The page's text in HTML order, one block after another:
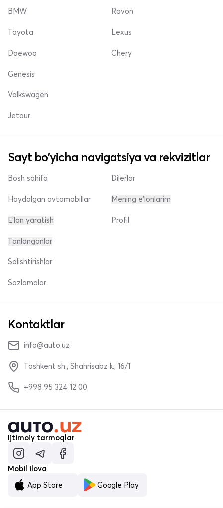
BMW
Toyota
Daewoo
Ravon
Lexus
Chery
Genesis
Volkswagen
Jetour
Sayt bo'yicha navigatsiya va rekvizitlar
Bosh sahifa
Haydalgan avtomobillar
E'lon yaratish
Dilerlar
Mening e'lonlarim
Profil
Tanlanganlar
Solishtirishlar
Sozlamalar
Kontaktlar
info@auto.uz
Toshkent sh., Shahrisabz k., 16/1
+998 95 324 12 00
Ijtimoiy tarmoqlar
Mobil ilova
App Store
Google Play